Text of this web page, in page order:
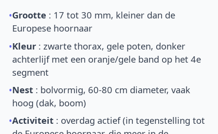
•Grootte : 17 tot 30 mm, kleiner dan de
Europese hoornaar
•Kleur : zwarte thorax, gele poten, donker
achterlijf met een oranje/gele band op het 4e
segment
•Nest : bolvormig, 60-80 cm diameter, vaak
hoog (dak, boom)
•Activiteit : overdag actief (in tegenstelling tot